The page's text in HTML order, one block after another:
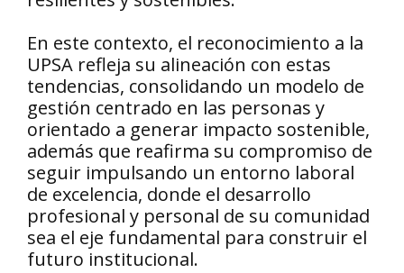
En este contexto, el reconocimiento a la
UPSA refleja su alineación con estas
tendencias, consolidando un modelo de
gestión centrado en las personas y
orientado a generar impacto sostenible,
además que reafirma su compromiso de
seguir impulsando un entorno laboral
de excelencia, donde el desarrollo
profesional y personal de su comunidad
sea el eje fundamental para construir el
futuro institucional.